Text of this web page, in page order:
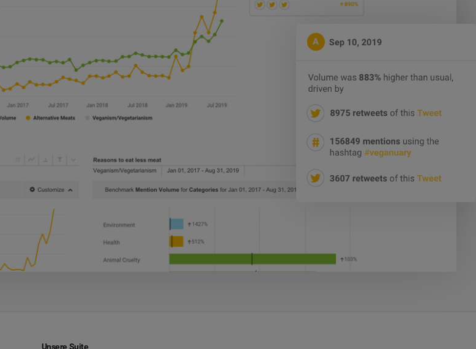
Unsere Suite